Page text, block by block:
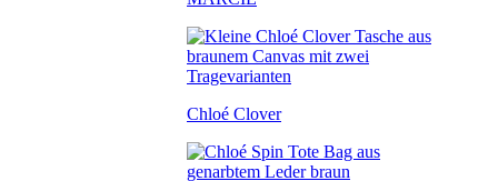
Chloé Clover